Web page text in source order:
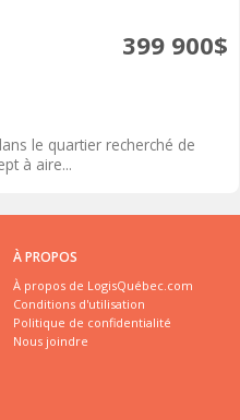
399 900$
le quartier recherché de
à aire...
À PROPOS
À propos de LogisQuébec.com
Conditions d'utilisation
Politique de confidentialité
Nous joindre